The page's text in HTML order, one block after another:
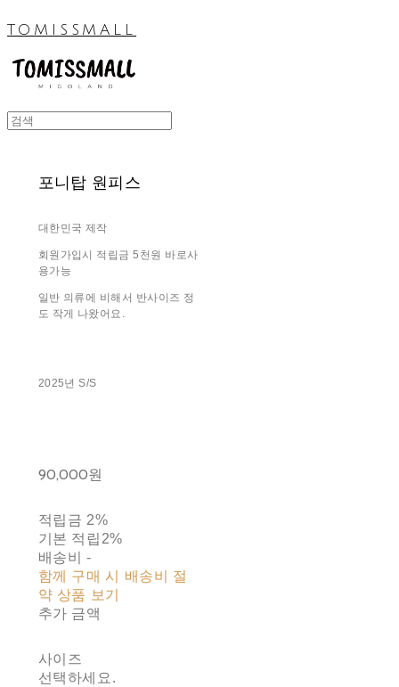
TOMISSMALL
포니탑 원피스
대한민국 제작
회원가입시 적립금 5천원 바로사
용가능
일반 의류에 비해서 반사이즈 정
도 작게 나왔어요.
2025년 S/S
90,000원
적립금 2%
기본 적립 2%
배송비-
함께 구매 시 배송비 절
약 상품 보기
추가 금액
사이즈
선택하세요.